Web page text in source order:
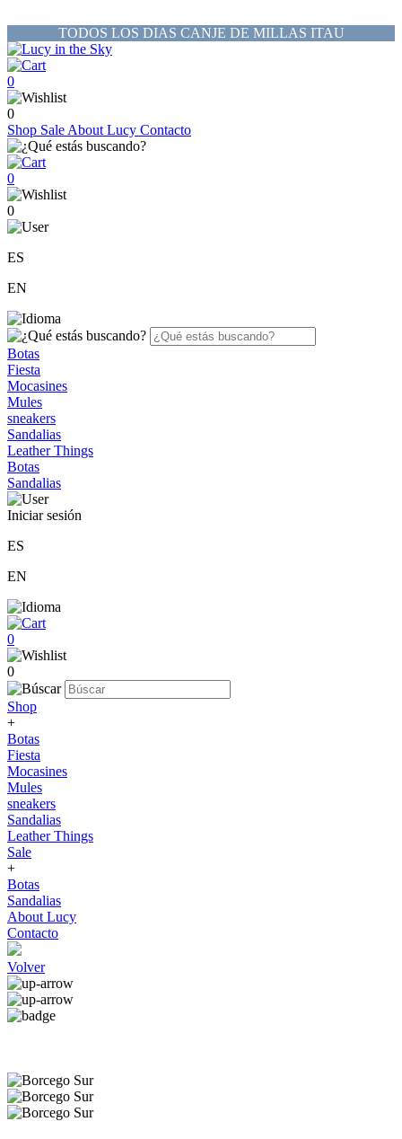
TODOS LOS DIAS CANJE DE MILLAS ITAU
0
0
Shop Sale About Lucy Contacto
0
0
ES
EN
Botas
Fiesta
Mocasines
Mules
sneakers
Sandalias
Leather Things
Botas
Sandalias
Iniciar sesión
ES
EN
0
0
Shop
+
Botas
Fiesta
Mocasines
Mules
sneakers
Sandalias
Leather Things
Sale
+
Botas
Sandalias
About Lucy
Contacto
Volver